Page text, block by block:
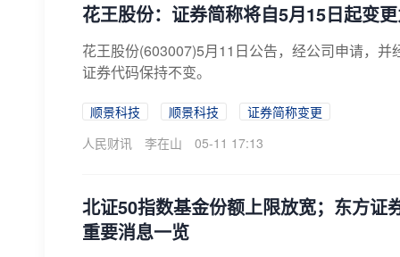
花王股份：证券简称将自5月15日起变
花王股份(603007)5月11日公告，经公司申请，
证券代码保持不变。
顺景科技 顺景科技
证券简称变更
人民财讯
李在山 05-11 17:13
北证50指数基金份额上限放宽；东方
重要消息一览